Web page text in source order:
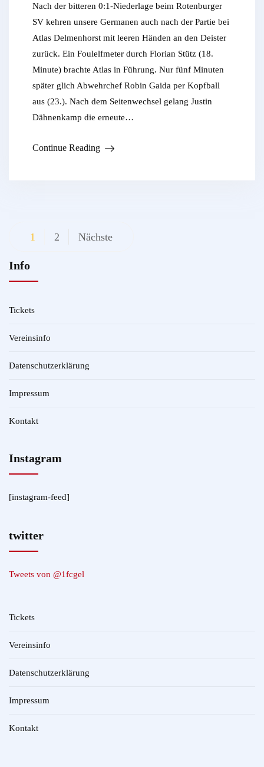
Nach der bitteren 0:1-Niederlage beim Rotenburger
SV kehren unsere Germanen auch nach der Partie bei
Atlas Delmenhorst mit leeren Händen an den Deister
zurück. Ein Foulelfmeter durch Florian Stütz (18.
Minute) brachte Atlas in Führung. Nur fünf Minuten
später glich Abwehrchef Robin Gaida per Kopfball
aus (23.). Nach dem Seitenwechsel gelang Justin
Dähnenkamp die erneute…
Continue Reading
Beitragsnavigation
1 2 Nächste
Info
Tickets
Vereinsinfo
Datenschutzerklärung
Impressum
Kontakt
Instagram
[instagram-feed]
twitter
Tweets von @1fcgel
Tickets
Vereinsinfo
Datenschutzerklärung
Impressum
Kontakt